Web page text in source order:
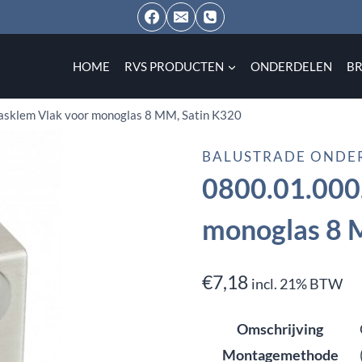
HOME RVS PRODUCTEN ONDERDELEN
Vlak voor monoglas 8 MM, Satin K320
BALUSTRADE
monoglas 8
€7,18 incl. 21% BTW
Omschrijving
Montagemethode